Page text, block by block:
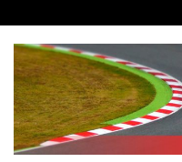
naar
inhoud